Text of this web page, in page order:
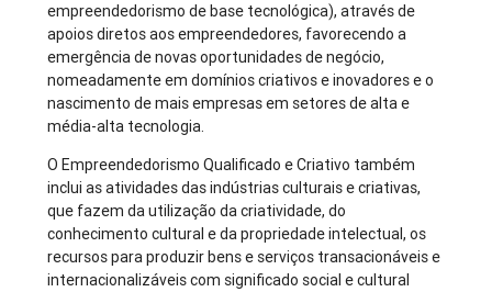
empreendedorismo de base tecnológica), através de
apoios diretos aos empreendedores, favorecendo a
emergência de novas oportunidades de negócio,
nomeadamente em domínios criativos e inovadores e o
nascimento de mais empresas em setores de alta e
média-alta tecnologia.
O Empreendedorismo Qualificado e Criativo também
inclui as atividades das indústrias culturais e criativas,
que fazem da utilização da criatividade, do
conhecimento cultural e da propriedade intelectual, os
recursos para produzir bens e serviços transacionáveis e
internacionalizáveis com significado social e cultural